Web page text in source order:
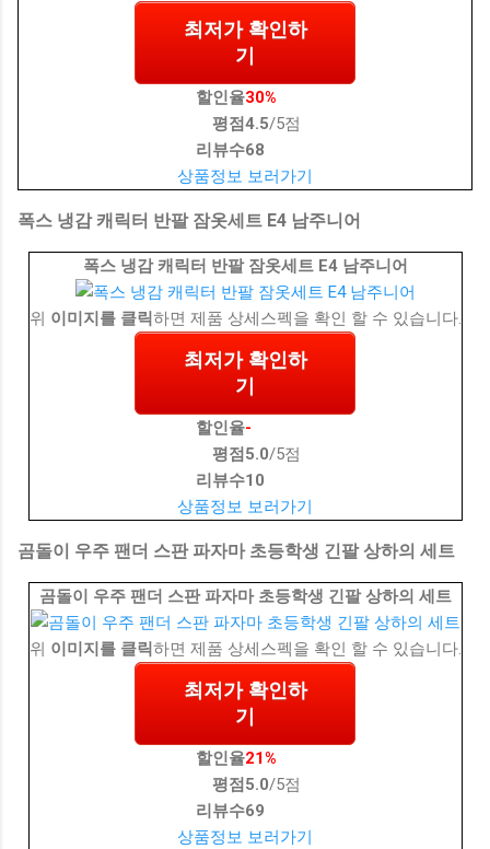
최저가 확인하
기
할인율30%
평점4.5/5점
리뷰수68
상품정보 보러가기
폭스 냉감 캐릭터 반팔 잠옷세트 E4 남주니어
폭스 냉감 캐릭터 반팔 잠옷세트 E4 남주니어
위 이미지를 클릭하면 제품 상세스펙을 확인 할 수 있습니다.
최저가 확인하
기
할인율-
평점 5.0/5점
리뷰수10
상품정보 보러가기
곰돌이 우주 팬더 스판 파자마 초등학생 긴팔 상하의 세트
곰돌이 우주 팬더 스판 파자마 초등학생 긴팔 상하의 세트
위 이미지를 클릭하면 제품 상세스펙을 확인 할 수 있습니다.
최저가 확인하
기
할인율21%
평점 5.0/5점
리뷰수69
상품정보 보러가기